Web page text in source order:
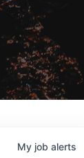
My job alerts